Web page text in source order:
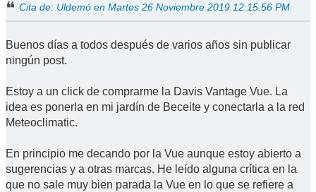
Cita de: Uldemó en Martes 26 Noviembre 2019 12:15:56 PM
Buenos días a todos después de varios años sin publicar
ningún post.
Estoy a un click de comprarme la Davis Vantage Vue. La
idea es ponerla en mi jardín de Beceite y conectarla a la red
Meteoclimatic.
En principio me decando por la Vue aunque estoy abierto a
sugerencias y a otras marcas. He leído alguna crítica en la
que no sale muy bien parada la Vue en lo que se refiere a